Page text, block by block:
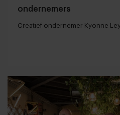
ondernemers
Creatief ondernemer Kyonne